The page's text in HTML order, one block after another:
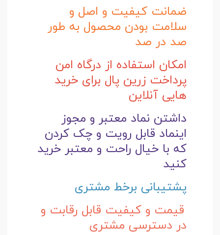
ضمانت کیفیت و اصل و
سلامت بودن محصول به طور
صد در صد
امکان استفاده از درگاه امن
پرداخت زرین پال برای خرید
هایی آنلاین
داشتن نماد معتبر و مجوز
اینماد قابل رویت و چک کردن
که با خیال راحت و معتبر خرید
کنید
پشتیبانی برخط مشتری
قیمت و کیفیت قابل رقابت و
در دسترسی مشتری